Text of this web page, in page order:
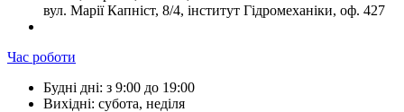
вул. Марії Капніст, 8/4, інститут Гідромеханіки, оф. 427
Час роботи
Будні дні: з 9:00 до 19:00
Вихідні: субота, неділя